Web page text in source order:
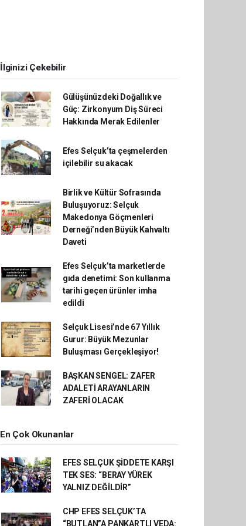
İlginizi Çekebilir
Gülüşünüzdeki Doğallık ve
Güç: Zirkonyum Diş Süreci
Hakkında Merak Edilenler
Efes Selçuk’ta çeşmelerden
içilebilir su akacak
Birlik ve Kültür Sofrasında
Buluşuyoruz: Selçuk
Makedonya Göçmenleri
Derneği’nden Büyük Kahvaltı
Daveti
Efes Selçuk’ta marketlerde
gıda denetimi: Son kullanma
tarihi geçen ürünler imha
edildi
Selçuk Lisesi’nde 67 Yıllık
Gurur: Büyük Mezunlar
Buluşması Gerçekleşiyor!
BAŞKAN SENGEL: ZAFER
ADALETİ ARAYANLARIN
ZAFERİ OLACAK
En Çok Okunanlar
EFES SELÇUK ŞİDDETE KARŞI
TEK SES: “BERAY YÜREK
YALNIZ DEĞİLDİR”
CHP EFES SELÇUK’TA
“BUTLAN”A PANKARTLI VEDA: